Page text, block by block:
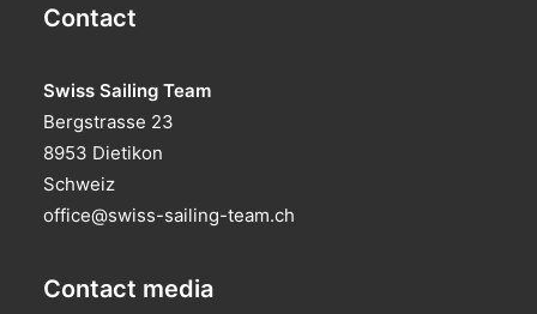
Contact
Swiss Sailing Team
Bergstrasse 23
8953 Dietikon
Schweiz
office@swiss-sailing-team.ch
Contact media